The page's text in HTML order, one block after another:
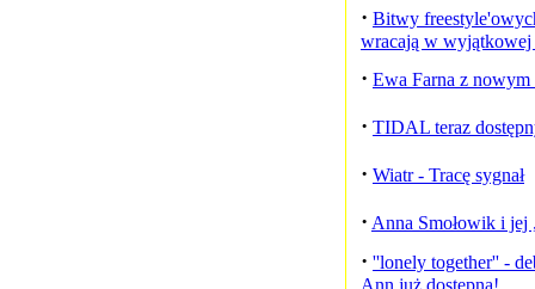
· Bitwy
wracają w wyjątkowej
· Ewa Farna z nowym
· TIDAL teraz
· Wiatr - Tracę sygnał
· Anna Smołowik i jej
· ''lonely together'' -
Ann już dostępna!